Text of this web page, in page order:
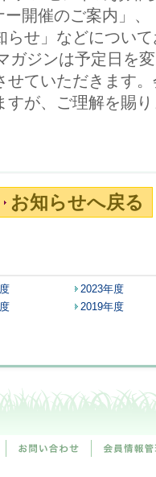
開催のご案内」
らせ」などについ
ガジンは予定日を
せていただきます
すが、ご理解を賜
お知らせへ戻る
2023年度
2019年度